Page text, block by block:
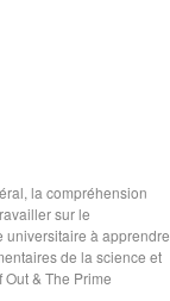
la compréhension
sur le
universitaire à apprendre
de la science et
& The Prime